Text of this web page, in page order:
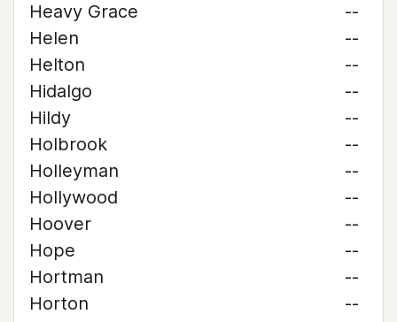
Heavy Grace
--
Helen
--
Helton
--
Hidalgo
--
Hildy
--
Holbrook
--
Holleyman
--
Hollywood
--
Hoover
--
Hope
--
Hortman
--
Horton
--